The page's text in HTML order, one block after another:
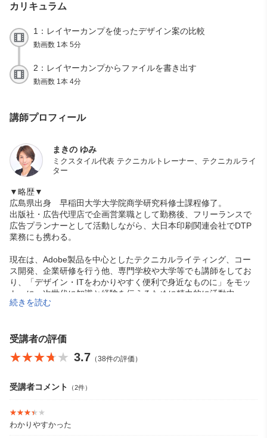
カリキュラム
1：レイヤーカンプを使ったデザイン案の比較
動画数 1本 5分
2：レイヤーカンプからファイルを書き出す
動画数 1本 4分
講師プロフィール
まきの ゆみ
ミクスタイル代表 テクニカルトレーナー、テクニカルライ
ター
▼略歴▼
広島県出身 早稲田大学大学院商学研究科修士課程修了。
出版社・広告代理店で企画営業職として勤務後、フリーランスで
広告プランナーとして活動しながら、大日本印刷関連会社でDTP
業務にも携わる。
現在は、Adobe製品を中心としたテクニカルライティング、コー
ス開発、企業研修を行う他、専門学校や大学等でも講師をしてお
り、「デザイン・ITをわかりやすく便利で身近なものに」をモッ
トーに、次世代に知識と経験を伝えるために精力的に活動中。
続きを読む
受講者の評価
★★★★★
★★★★★ 3.7 （38件の評価）
受講者コメント （2件）
★★★★★
★★★★★
わかりやすかった